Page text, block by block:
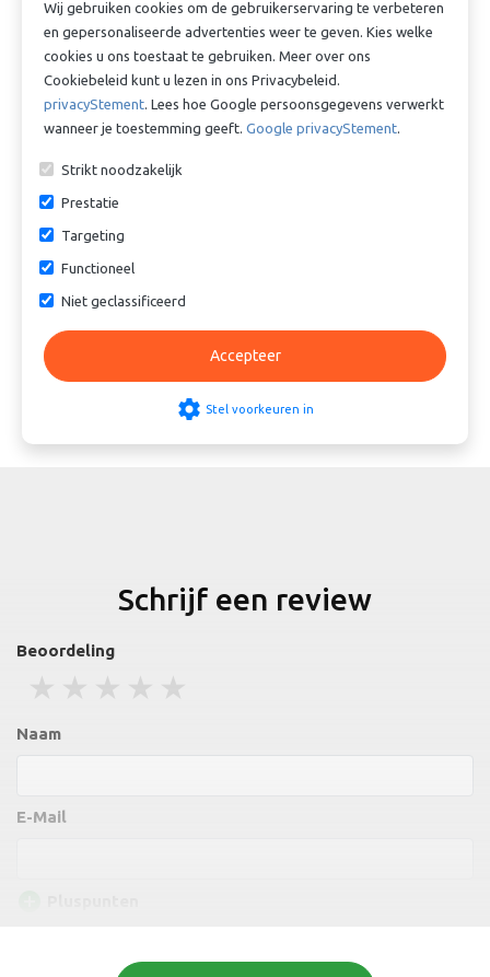
Meer dan 10 stuks?Klik hier voorofferte
Vergelijkbare producten
Binnendraad - Viton
Schrijf een review
Beoordeling
4 stars
3 stars
2 stars
1 stars
Naam
E-Mail
Wij gebruiken cookies om de gebruikerservaring te verbeteren
en gepersonaliseerde advertenties weer te geven. Kies welke
cookies u ons toestaat te gebruiken. Meer over ons
Cookiebeleid kunt u lezen in ons Privacybeleid.
privacyStement . Lees hoe Google persoonsgegevens verwerkt
wanneer je toestemming geeft. Google privacyStement
Strikt noodzakelijk
Prestatie
Targeting
Functioneel
Niet geclassificeerd
Accepteer
settings Stel voorkeuren in